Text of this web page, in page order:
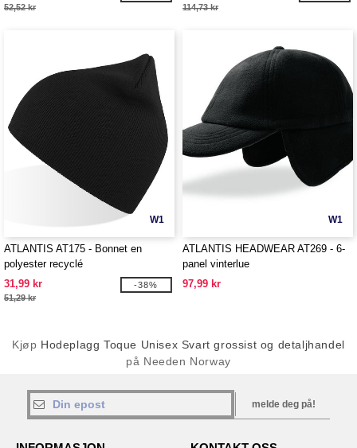
52,52 kr 114,73 kr
W1
ATLANTIS AT175 - Bonnet en
polyester recyclé
31,99 kr
51,29 kr
-38%
W1
ATLANTIS HEADWEAR AT269 - 6-
panel vinterlue
97,99 kr
Kjøp Hodeplagg Toque Unisex Svart grossist og detaljhandel
på Needen Norway
melde deg på!